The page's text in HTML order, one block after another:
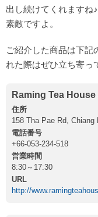
出し続けてくれますね
素敵ですよ。
ご紹介した商品は下記
れた際はぜひ立ち寄っ
Raming Tea
住所
158 Tha Pae Rd, Chiang
電話番号
+66-053-234-518
営業時間
8:30～17:30
URL
http://